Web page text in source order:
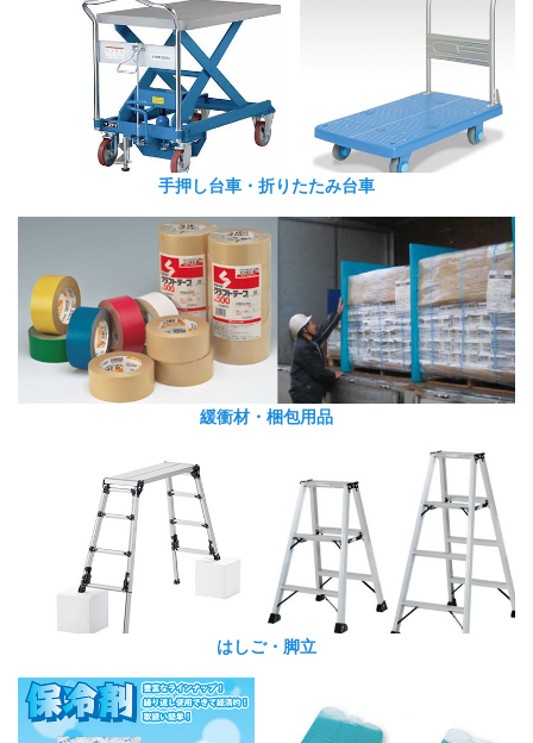
手押し台車・折りたたみ台車
緩衝材・梱包用品
はしご・脚立